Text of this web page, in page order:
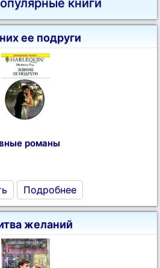
книги
ее подруги
романы
Подробнее
желаний